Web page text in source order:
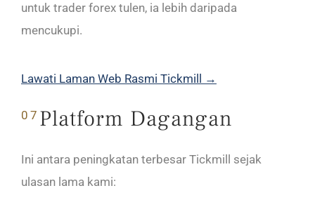
untuk trader forex tulen, ia lebih daripada
mencukupi.
Lawati Laman Web Rasmi Tickmill →
07 Platform Dagangan
Ini antara peningkatan terbesar Tickmill sejak
ulasan lama kami: